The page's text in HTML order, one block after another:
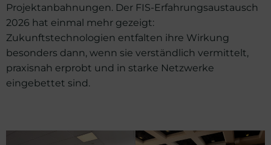
Projektanbahnungen. Der FIS-Erfahrungsaustausch
2026 hat einmal mehr gezeigt:
Zukunftstechnologien entfalten ihre Wirkung
besonders dann, wenn sie verständlich vermittelt,
praxisnah erprobt und in starke Netzwerke
eingebettet sind.